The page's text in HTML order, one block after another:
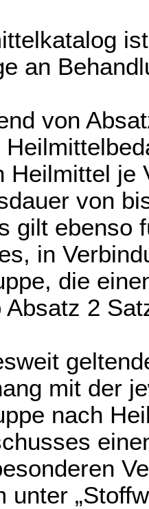
an
von
Heilmittel je
von
gilt ebenso
in
die
Absatz 2
mit der
nach
unter